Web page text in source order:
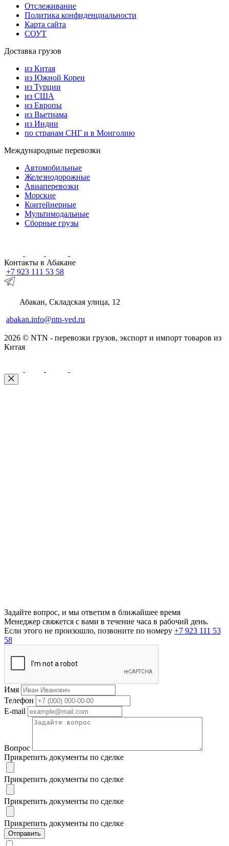
Отслеживание
Политика конфиденциальности
Карта сайта
СОУТ
Доставка грузов
из Китая
из Южной Кореи
из Турции
из США
из Европы
из Вьетнама
из Индии
по странам СНГ и в Монголию
Международные перевозки
Автомобильные
Железнодорожные
Авиаперевозки
Морские
Контейнерные
Мультимодальные
Сборные грузы
Контакты в Абакане
+7 923 111 53 58
Абакан, Складская улица, 12
abakan.info@ntn-ved.ru
2026 © NTN - перевозки грузов, экспорт и импорт товаров из
Китая
Задайте вопрос, и мы ответим в ближайшее время
Менеджер свяжется с вами в течение часа в рабочий день.
Если этого не произошло, позвоните по номеру +7 923 111 53
58
Имя
Телефон
E-mail
Вопрос
Прикрепить документы по сделке
Прикрепить документы по сделке
Прикрепить документы по сделке
Прикрепить документы по сделке